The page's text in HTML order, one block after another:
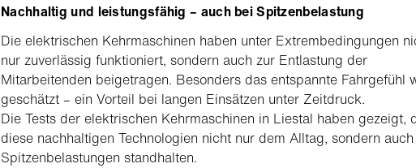
Nachhaltig und leistungsfähig – auch bei Spitzenbelastung
Die elektrischen Kehrmaschinen haben unter Extrembedingungen
nur zuverlässig funktioniert, sondern auch zur Entlastung der
Mitarbeitenden beigetragen. Besonders das entspannte Fahrgefühl
geschätzt – ein Vorteil bei langen Einsätzen unter Zeitdruck.
Die Tests der elektrischen Kehrmaschinen in Liestal haben gezeigt,
diese nachhaltigen Technologien nicht nur dem Alltag, sondern auch
Spitzenbelastungen standhalten.